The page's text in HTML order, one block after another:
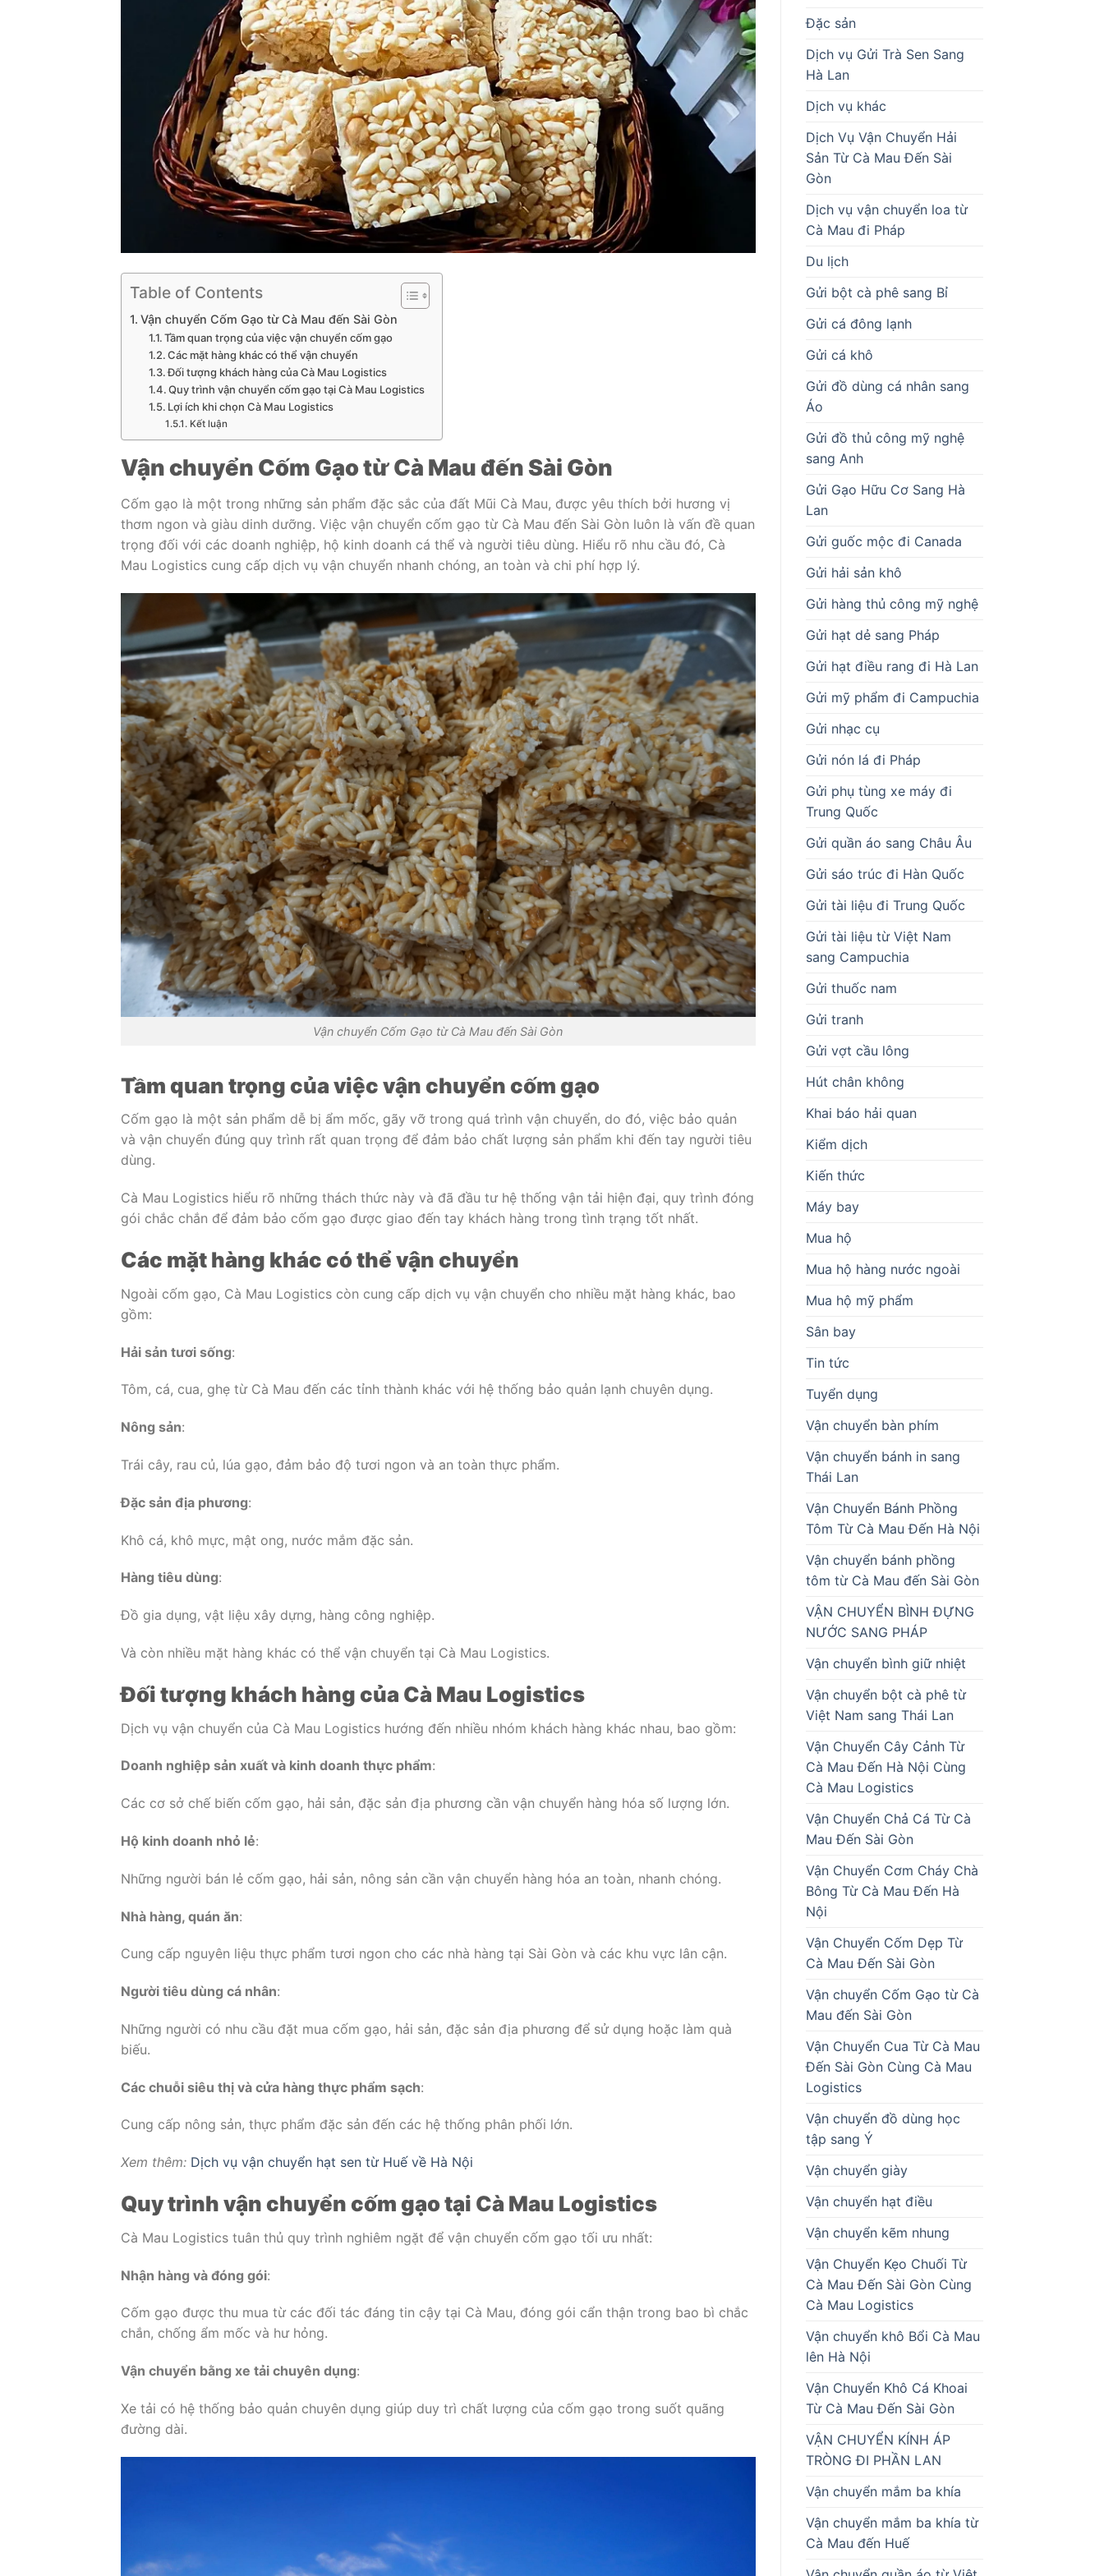
Table of Contents
Vận chuyển Cốm Gạo từ Cà Mau đến Sài Gòn
Tầm quan trọng của việc vận chuyển cốm gạo
Các mặt hàng khác có thể vận chuyển
Đối tượng khách hàng của Cà Mau Logistics
Quy trình vận chuyển cốm gạo tại Cà Mau Logistics
Lợi ích khi chọn Cà Mau Logistics
Kết luận
Vận chuyển Cốm Gạo từ Cà Mau đến Sài Gòn
Cốm gạo là một trong những sản phẩm đặc sắc của đất Mũi Cà Mau, được yêu thích bởi hương vị
thơm ngon và giàu dinh dưỡng. Việc vận chuyển cốm gạo từ Cà Mau đến Sài Gòn luôn là vấn đề quan
trọng đối với các doanh nghiệp, hộ kinh doanh cá thể và người tiêu dùng. Hiểu rõ nhu cầu đó, Cà
Mau Logistics cung cấp dịch vụ vận chuyển nhanh chóng, an toàn và chi phí hợp lý.
Vận chuyển Cốm Gạo từ Cà Mau đến Sài Gòn
Tầm quan trọng của việc vận chuyển cốm gạo
Cốm gạo là một sản phẩm dễ bị ẩm mốc, gãy vỡ trong quá trình vận chuyển, do đó, việc bảo quản
và vận chuyển đúng quy trình rất quan trọng để đảm bảo chất lượng sản phẩm khi đến tay người tiêu
dùng.
Cà Mau Logistics hiểu rõ những thách thức này và đã đầu tư hệ thống vận tải hiện đại, quy trình đóng
gói chắc chắn để đảm bảo cốm gạo được giao đến tay khách hàng trong tình trạng tốt nhất.
Các mặt hàng khác có thể vận chuyển
Ngoài cốm gạo, Cà Mau Logistics còn cung cấp dịch vụ vận chuyển cho nhiều mặt hàng khác, bao
gồm:
Hải sản tươi sống:
Tôm, cá, cua, ghẹ từ Cà Mau đến các tỉnh thành khác với hệ thống bảo quản lạnh chuyên dụng.
Nông sản:
Trái cây, rau củ, lúa gạo, đảm bảo độ tươi ngon và an toàn thực phẩm.
Đặc sản địa phương:
Khô cá, khô mực, mật ong, nước mắm đặc sản.
Hàng tiêu dùng:
Đồ gia dụng, vật liệu xây dựng, hàng công nghiệp.
Và còn nhiều mặt hàng khác có thể vận chuyển tại Cà Mau Logistics.
Đối tượng khách hàng của Cà Mau Logistics
Dịch vụ vận chuyển của Cà Mau Logistics hướng đến nhiều nhóm khách hàng khác nhau, bao gồm:
Doanh nghiệp sản xuất và kinh doanh thực phẩm:
Các cơ sở chế biến cốm gạo, hải sản, đặc sản địa phương cần vận chuyển hàng hóa số lượng lớn.
Hộ kinh doanh nhỏ lẻ:
Những người bán lẻ cốm gạo, hải sản, nông sản cần vận chuyển hàng hóa an toàn, nhanh chóng.
Nhà hàng, quán ăn:
Cung cấp nguyên liệu thực phẩm tươi ngon cho các nhà hàng tại Sài Gòn và các khu vực lân cận.
Người tiêu dùng cá nhân:
Những người có nhu cầu đặt mua cốm gạo, hải sản, đặc sản địa phương để sử dụng hoặc làm quà
biếu.
Các chuỗi siêu thị và cửa hàng thực phẩm sạch:
Cung cấp nông sản, thực phẩm đặc sản đến các hệ thống phân phối lớn.
Xem thêm: Dịch vụ vận chuyển hạt sen từ Huế về Hà Nội
Quy trình vận chuyển cốm gạo tại Cà Mau Logistics
Cà Mau Logistics tuân thủ quy trình nghiêm ngặt để vận chuyển cốm gạo tối ưu nhất:
Nhận hàng và đóng gói:
Cốm gạo được thu mua từ các đối tác đáng tin cậy tại Cà Mau, đóng gói cẩn thận trong bao bì chắc
chắn, chống ẩm mốc và hư hỏng.
Vận chuyển bằng xe tải chuyên dụng:
Xe tải có hệ thống bảo quản chuyên dụng giúp duy trì chất lượng của cốm gạo trong suốt quãng
đường dài.
Đặc sản
Dịch vụ Gửi Trà Sen Sang
Hà Lan
Dịch vụ khác
Dịch Vụ Vận Chuyển Hải
Sản Từ Cà Mau Đến Sài
Gòn
Dịch vụ vận chuyển loa từ
Cà Mau đi Pháp
Du lịch
Gửi bột cà phê sang Bỉ
Gửi cá đông lạnh
Gửi cá khô
Gửi đồ dùng cá nhân sang
Áo
Gửi đồ thủ công mỹ nghệ
sang Anh
Gửi Gạo Hữu Cơ Sang Hà
Lan
Gửi guốc mộc đi Canada
Gửi hải sản khô
Gửi hàng thủ công mỹ nghệ
Gửi hạt dẻ sang Pháp
Gửi hạt điều rang đi Hà Lan
Gửi mỹ phẩm đi Campuchia
Gửi nhạc cụ
Gửi nón lá đi Pháp
Gửi phụ tùng xe máy đi
Trung Quốc
Gửi quần áo sang Châu Âu
Gửi sáo trúc đi Hàn Quốc
Gửi tài liệu đi Trung Quốc
Gửi tài liệu từ Việt Nam
sang Campuchia
Gửi thuốc nam
Gửi tranh
Gửi vợt cầu lông
Hút chân không
Khai báo hải quan
Kiểm dịch
Kiến thức
Máy bay
Mua hộ
Mua hộ hàng nước ngoài
Mua hộ mỹ phẩm
Sân bay
Tin tức
Tuyển dụng
Vận chuyển bàn phím
Vận chuyển bánh in sang
Thái Lan
Vận Chuyển Bánh Phồng
Tôm Từ Cà Mau Đến Hà Nội
Vận chuyển bánh phồng
tôm từ Cà Mau đến Sài Gòn
VẬN CHUYỂN BÌNH ĐỰNG
NƯỚC SANG PHÁP
Vận chuyển bình giữ nhiệt
Vận chuyển bột cà phê từ
Việt Nam sang Thái Lan
Vận Chuyển Cây Cảnh Từ
Cà Mau Đến Hà Nội Cùng
Cà Mau Logistics
Vận Chuyển Chả Cá Từ Cà
Mau Đến Sài Gòn
Vận Chuyển Cơm Cháy Chà
Bông Từ Cà Mau Đến Hà
Nội
Vận Chuyển Cốm Dẹp Từ
Cà Mau Đến Sài Gòn
Vận chuyển Cốm Gạo từ Cà
Mau đến Sài Gòn
Vận Chuyển Cua Từ Cà Mau
Đến Sài Gòn Cùng Cà Mau
Logistics
Vận chuyển đồ dùng học
tập sang Ý
Vận chuyển giày
Vận chuyển hạt điều
Vận chuyển kẽm nhung
Vận Chuyển Kẹo Chuối Từ
Cà Mau Đến Sài Gòn Cùng
Cà Mau Logistics
Vận chuyển khô Bổi Cà Mau
lên Hà Nội
Vận Chuyển Khô Cá Khoai
Từ Cà Mau Đến Sài Gòn
VẬN CHUYỂN KÍNH ÁP
TRÒNG ĐI PHẦN LAN
Vận chuyển mắm ba khía
Vận chuyển mắm ba khía từ
Cà Mau đến Huế